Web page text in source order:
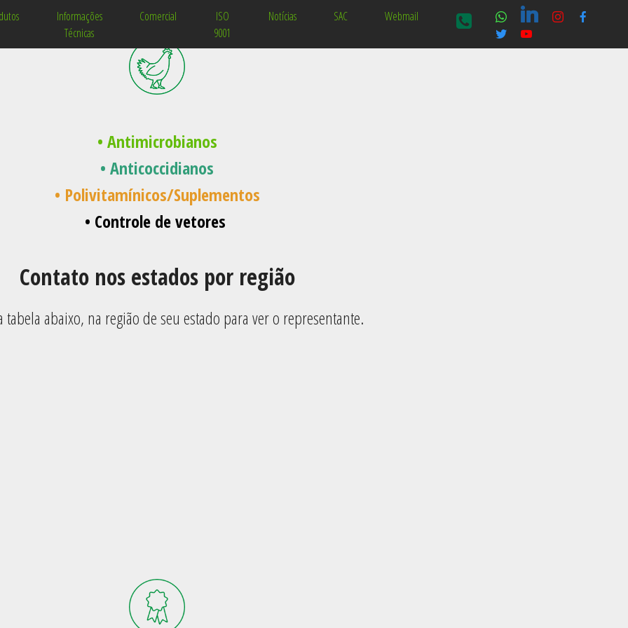
Informações
Técnicas
Comercial
ISO
9001
Notícias SAC Webmail
• Antimicrobianos
• Anticoccidianos
• Polivitamínicos/Suplementos
• Controle de vetores
Contato nos estados por região
tabela abaixo, na região de seu estado para ver o representante.